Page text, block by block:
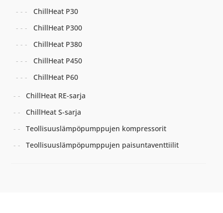
ChillHeat P30
ChillHeat P300
ChillHeat P380
ChillHeat P450
ChillHeat P60
ChillHeat RE-sarja
ChillHeat S-sarja
Teollisuuslämpöpumppujen kompressorit
Teollisuuslämpöpumppujen paisuntaventtiilit